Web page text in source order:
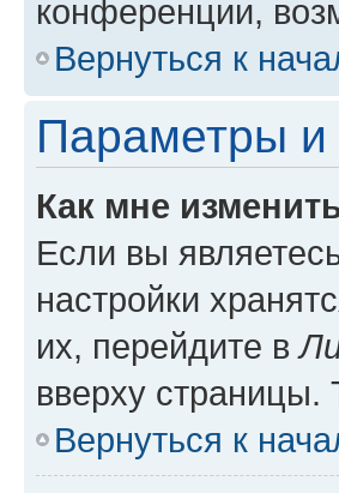
конференции,
Вернуться к
Параметры и
Как мне
Если вы
настройки
их, перейдите в
вверху страницы.
Вернуться к